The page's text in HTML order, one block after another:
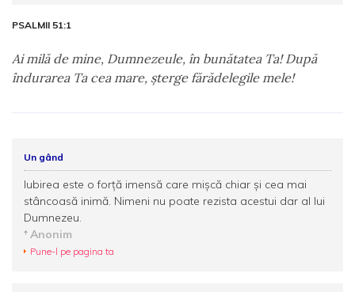
PSALMII 51:1
Ai milă de mine, Dumnezeule, în bunătatea Ta! După
îndurarea Ta cea mare, şterge fărădelegile mele!
Un gând
Iubirea este o forţă imensă care mişcă chiar şi cea mai
stâncoasă inimă. Nimeni nu poate rezista acestui dar al lui
Dumnezeu.
Anonim
Pune-l pe pagina ta